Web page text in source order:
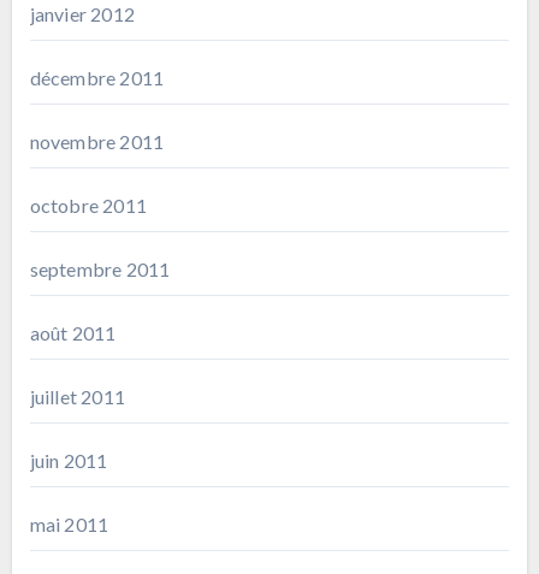
janvier 2012
décembre 2011
novembre 2011
octobre 2011
septembre 2011
août 2011
juillet 2011
juin 2011
mai 2011